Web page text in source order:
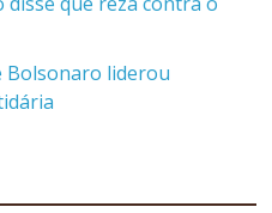
Bolsonaro liderou